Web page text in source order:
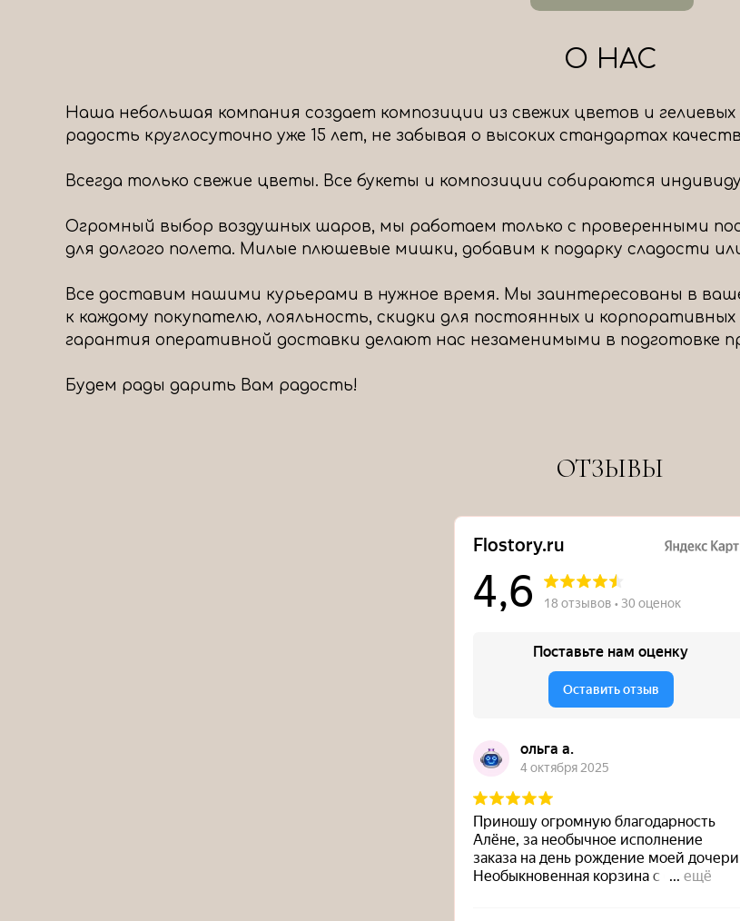
О НАС
Наша небольшая компания создает композиции из свежих цветов и
радость круглосуточно уже 15 лет, не забывая о высоких стандартах
Всегда только свежие цветы. Все букеты и композиции собираются
Огромный выбор воздушных шаров, мы работаем только с проверенными
для долгого полета. Милые плюшевые мишки, добавим к подарку сладости
Все доставим нашими курьерами в нужное время. Мы заинтересованы в
к каждому покупателю, лояльность, скидки для постоянных и
гарантия оперативной доставки делают нас незаменимыми в подготовке
Будем рады дарить Вам радость!
ОТЗЫВЫ